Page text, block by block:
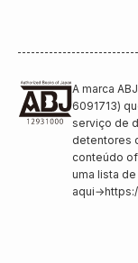
A marca
6091713)
serviço de
detentores
conteúdo
uma lista
aqui→